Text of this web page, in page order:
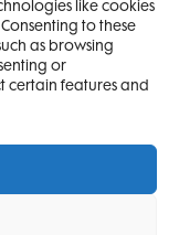
like cookies
to these
as browsing
or
certain features and
Style Awards
SMANJI
ELLE
+